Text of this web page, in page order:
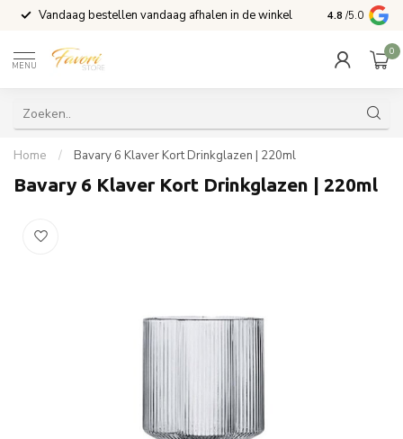
Vandaag bestellen vandaag afhalen in de winkel Voor 15:00
4.8 /5.0
MENU
0
Home / Bavary 6 Klaver Kort Drinkglazen | 220ml
Bavary 6 Klaver Kort Drinkglazen | 220ml